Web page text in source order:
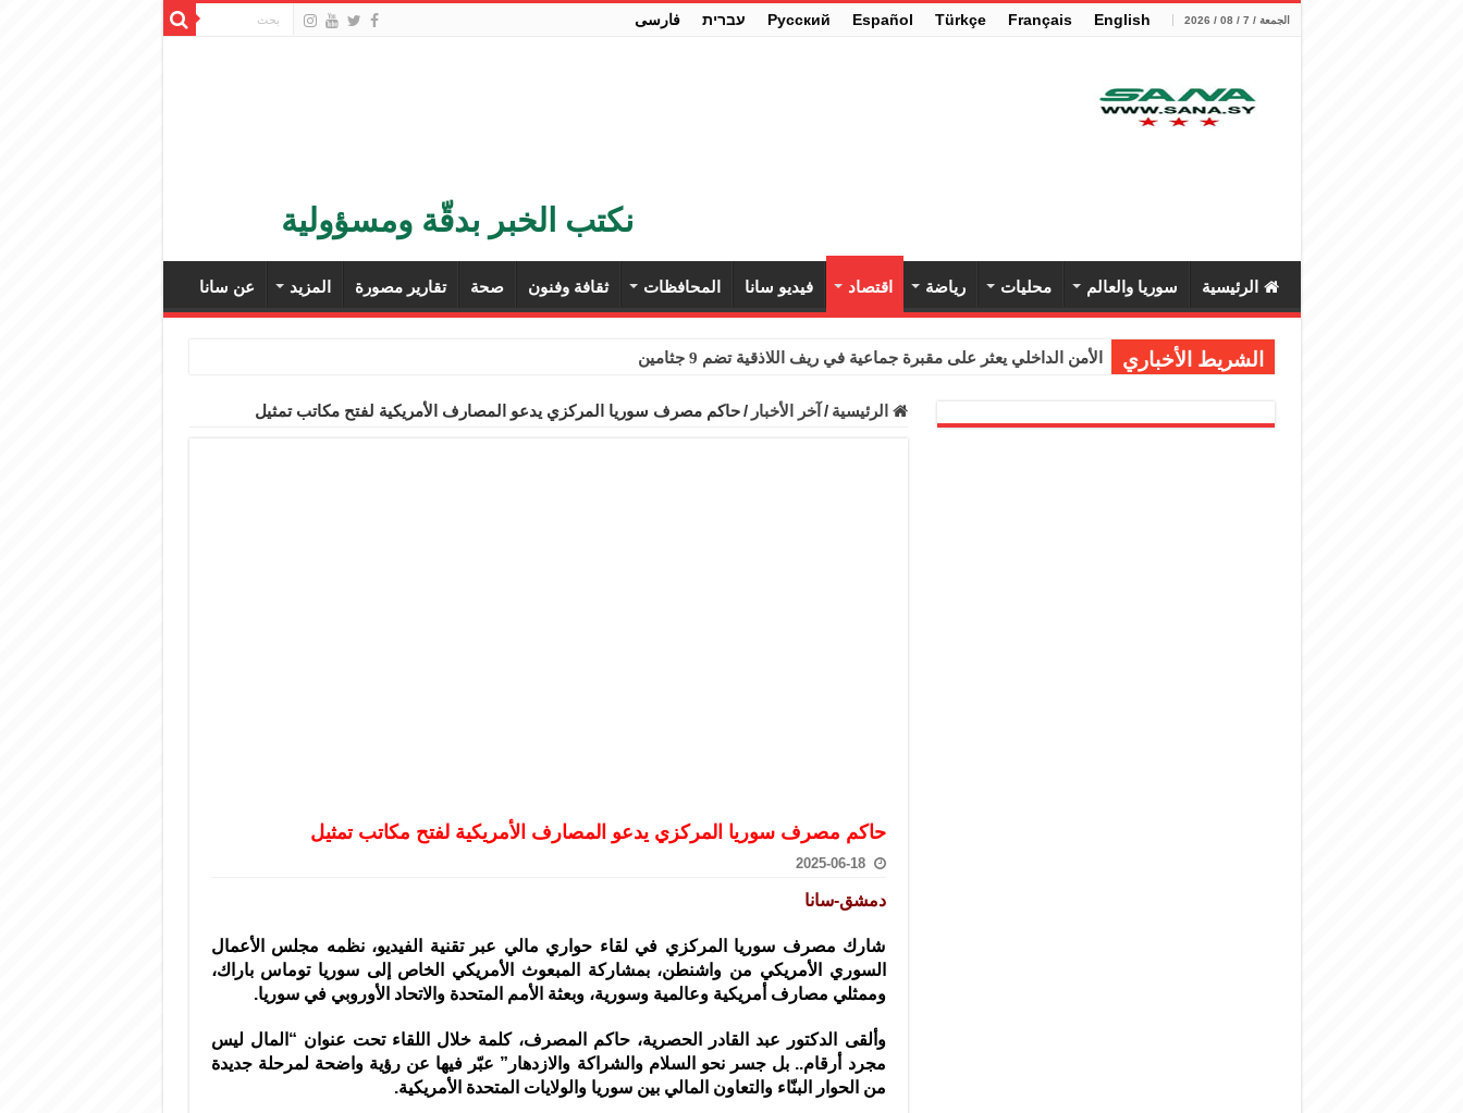
الجمعة / 7 / 08 / 2026 English
Français
Türkçe
Español
Pусский עברית فارسی
نكتب الخبر بدقّة ومسؤولية
الرئيسية سوريا والعالم محليات رياضة اقتصاد فيديو سانا المحافظات ثقافة وفنون صحة تقارير مصورة المزيد عن سانا
الشريط الأخباري الأمن الداخلي يعثر على مقبرة جماعية في ريف اللاذقية تضم 9 جثامين
برنية: مرسوم بإعفاء مستهلكي الكهرباء المنزلية والتجارية والصناعية من الرسوم
الرئيسية / آخر الأخبار / حاكم مصرف سوريا المركزي يدعو المصارف الأمريكية لفتح مكاتب تمثيل
حاكم مصرف سوريا المركزي يدعو المصارف الأمريكية لفتح مكاتب تمثيل
2025-06-18
دمشق-سانا
شارك مصرف سوريا المركزي في لقاء حواري مالي عبر تقنية الفيديو، نظمه مجلس الأعمال
السوري الأمريكي من واشنطن، بمشاركة المبعوث الأمريكي الخاص إلى سوريا توماس باراك،
وممثلي مصارف أمريكية وعالمية وسورية، وبعثة الأمم المتحدة والاتحاد الأوروبي في سوريا.
وألقى الدكتور عبد القادر الحصرية، حاكم المصرف، كلمة خلال اللقاء تحت عنوان “المال ليس
مجرد أرقام.. بل جسر نحو السلام والشراكة والازدهار” عبّر فيها عن رؤية واضحة لمرحلة جديدة
من الحوار البنّاء والتعاون المالي بين سوريا والولايات المتحدة الأمريكية.